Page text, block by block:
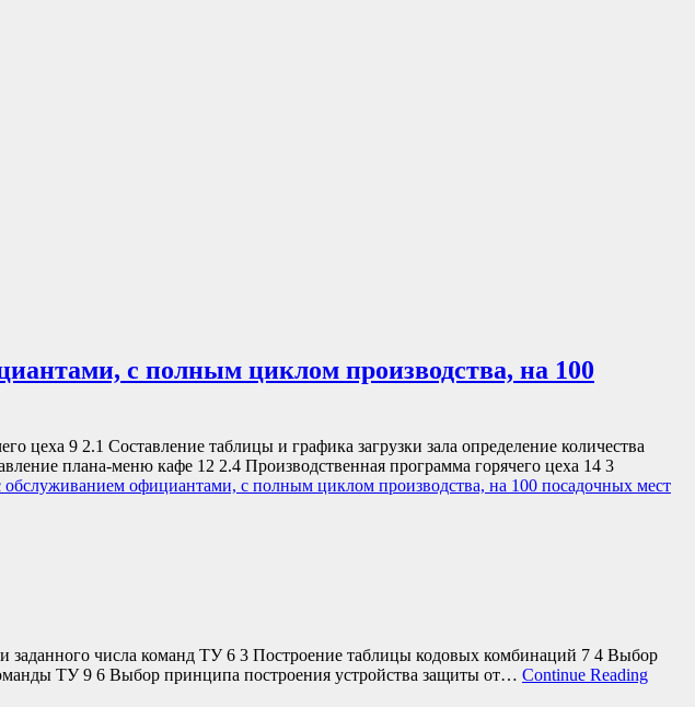
с полным циклом производства, на 100
цеха 9 2.1 Составление таблицы и графика загрузки зала определение количества
плана-меню кафе 12 2.4 Производственная программа горячего цеха 14 3
обслуживанием официантами, с полным циклом производства, на 100 посадочных мест
заданного числа команд ТУ 6 3 Построение таблицы кодовых комбинаций 7 4 Выбор
ТУ 9 6 Выбор принципа построения устройства защиты от… Continue Reading